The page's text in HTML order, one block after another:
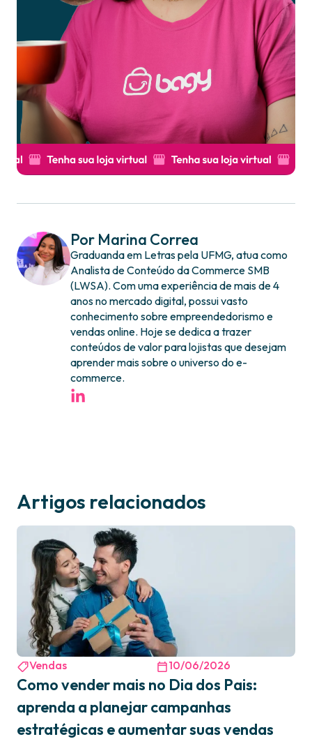
Por Marina Correa
Graduanda em Letras pela UFMG, atua como
Analista de Conteúdo da Commerce SMB
(LWSA). Com uma experiência de mais de 4
anos no mercado digital, possui vasto
conhecimento sobre empreendedorismo e
vendas online. Hoje se dedica a trazer
conteúdos de valor para lojistas que desejam
aprender mais sobre o universo do e-
commerce.
Artigos relacionados
Vendas 10/06/2026
Como vender mais no Dia dos Pais:
aprenda a planejar campanhas
estratégicas e aumentar suas vendas